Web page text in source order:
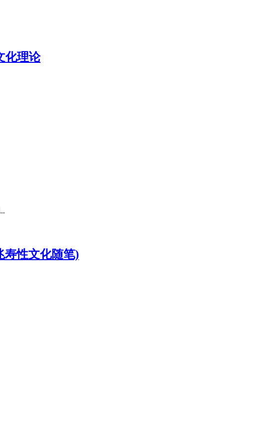
化理论
寿性文化随笔)